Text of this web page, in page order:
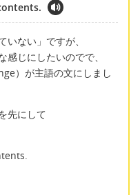
ない」ですが、
じにしたいのでで、
）が主語の文にしまし
先にして